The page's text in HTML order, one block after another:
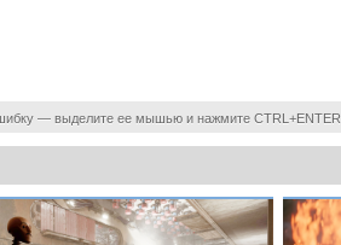
— выделите ее мышью и нажмите CTRL+ENTER.